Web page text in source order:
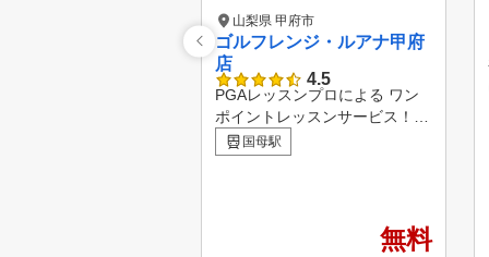
山梨県 甲府市
ゴルフレンジ・ルアナ甲府
店
4.5
PGAレッスンプロによる ワン
ポイントレッスンサービス！
入野・宮澤 両プロの在店日時
に合わせて予約すればワンポイ
国母駅徒歩8分 ◇二木ゴルフ店
内に併設されたインドア練習場
国母駅
無料